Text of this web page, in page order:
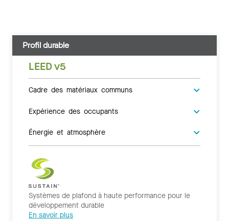
Profil durable
LEED v5
Cadre des matériaux communs
Expérience des occupants
Énergie et atmosphère
Systèmes de plafond à haute performance pour le
développement durable
En savoir plus